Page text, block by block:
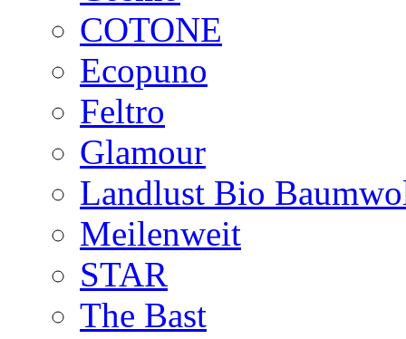
COTONE
Ecopuno
Feltro
Glamour
Landlust Bio
Meilenweit
STAR
The Bast